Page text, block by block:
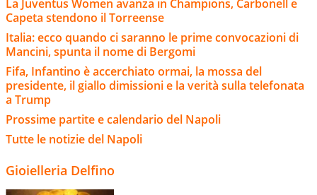
La Juventus Women avanza in Champions, Carbonell e
Capeta stendono il Torreense
Italia: ecco quando ci saranno le prime convocazioni di
Mancini, spunta il nome di Bergomi
Fifa, Infantino è accerchiato ormai, la mossa del
presidente, il giallo dimissioni e la verità sulla telefonata
a Trump
Prossime partite e calendario del Napoli
Tutte le notizie del Napoli
Gioielleria Delfino